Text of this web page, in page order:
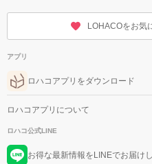
LOHACOをお気
アプリ
ロハコアプリをダウンロード
ロハコアプリについて
ロハコ公式LINE
お得な最新情報をLINEでお届け